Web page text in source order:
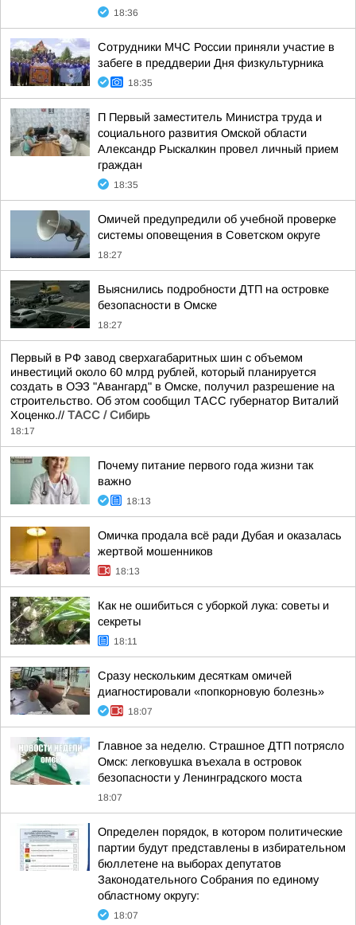
18:36
Сотрудники МЧС России приняли участие в
забеге в преддверии Дня физкультурника
18:35
П Первый заместитель Министра труда и
социального развития Омской области
Александр Рыскалкин провел личный прием
граждан
18:35
Омичей предупредили об учебной проверке
системы оповещения в Советском округе
18:27
Выяснились подробности ДТП на островке
безопасности в Омске
18:27
Первый в РФ завод сверхагабаритных шин с объемом
инвестиций около 60 млрд рублей, который планируется
создать в ОЭЗ "Авангард" в Омске, получил разрешение на
строительство. Об этом сообщил ТАСС губернатор Виталий
Хоценко.// ТАСС / Сибирь
18:17
Почему питание первого года жизни так
важно
18:13
Омичка продала всё ради Дубая и оказалась
жертвой мошенников
18:13
Как не ошибиться с уборкой лука: советы и
секреты
18:11
Сразу нескольким десяткам омичей
диагностировали «попкорновую болезнь»
18:07
Главное за неделю. Страшное ДТП потрясло
Омск: легковушка въехала в островок
безопасности у Ленинградского моста
18:07
Определен порядок, в котором политические
партии будут представлены в избирательном
бюллетене на выборах депутатов
Законодательного Собрания по единому
областному округу:
18:07